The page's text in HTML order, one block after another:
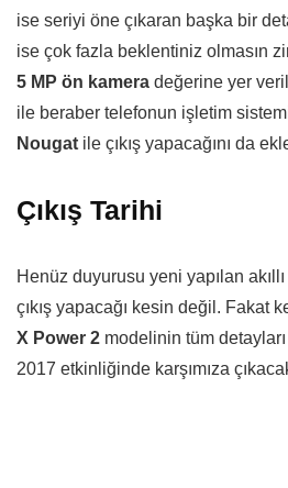
ise seriyi öne çıkaran başka bir
ise çok fazla beklentiniz olmasın
5 MP ön kamera değerine yer
ile beraber telefonun işletim
Nougat ile çıkış yapacağını da
Çıkış Tarihi
Henüz duyurusu yeni yapılan
çıkış yapacağı kesin değil. Fakat
X Power 2 modelinin tüm detayları
2017 etkinliğinde karşımıza